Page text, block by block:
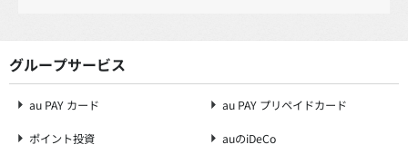
グループサービス
au PAY カード au PAY プリペイドカード
ポイント投資 auのiDeCo